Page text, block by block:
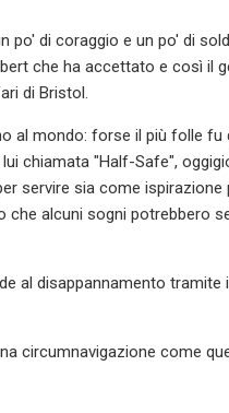
di coraggio e un po' di
che ha accettato e così il
di Bristol.
al mondo: forse il più folle fu
lui chiamata "Half-Safe",
servire sia come
alcuni sogni potrebbero
al disappannamento
circumnavigazione come